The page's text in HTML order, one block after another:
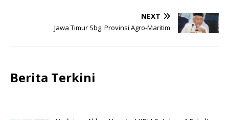
NEXT
Jawa Timur Sbg. Provinsi Agro-Maritim
Berita Terkini